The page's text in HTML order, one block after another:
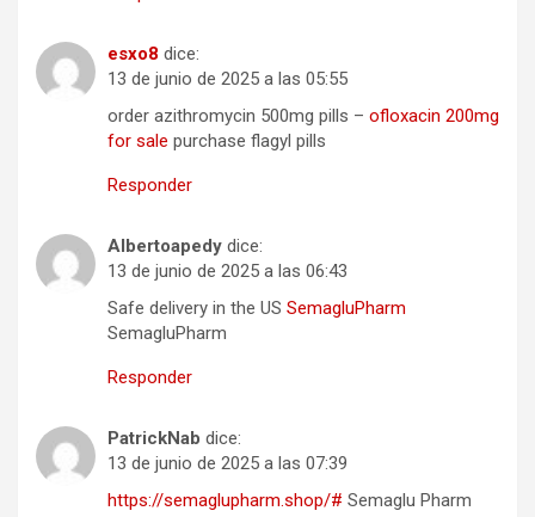
esxo8 dice:
13 de junio de 2025 a las 05:55
order azithromycin 500mg pills – ofloxacin 200mg
for sale purchase flagyl pills
Responder
Albertoapedy dice:
13 de junio de 2025 a las 06:43
Safe delivery in the US SemagluPharm
SemagluPharm
Responder
PatrickNab dice:
13 de junio de 2025 a las 07:39
https://semaglupharm.shop/# Semaglu Pharm